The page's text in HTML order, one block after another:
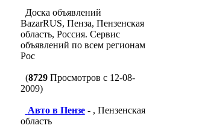
Доска объявлений
BazarRUS, Пенза, Пензенская
область, Россия. Сервис
объявлений по всем регионам
Рос
(8729Просмотров с 12-08-
2009)
Авто в Пензе- , Пензенская
область